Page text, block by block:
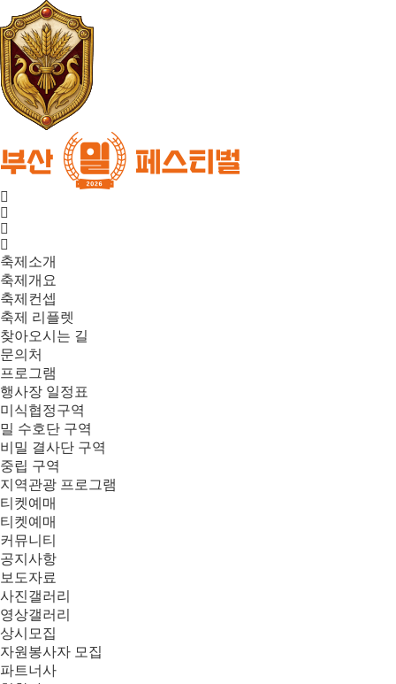
축제소개
축제개요
축제컨셉
축제 리플렛
찾아오시는 길
문의처
프로그램
행사장 일정표
미식협정구역
밀 수호단 구역
비밀 결사단 구역
중립 구역
지역관광 프로그램
티켓예매
티켓예매
커뮤니티
공지사항
보도자료
사진갤러리
영상갤러리
상시모집
자원봉사자 모집
파트너사